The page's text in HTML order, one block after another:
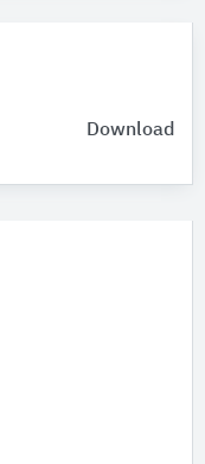
Download